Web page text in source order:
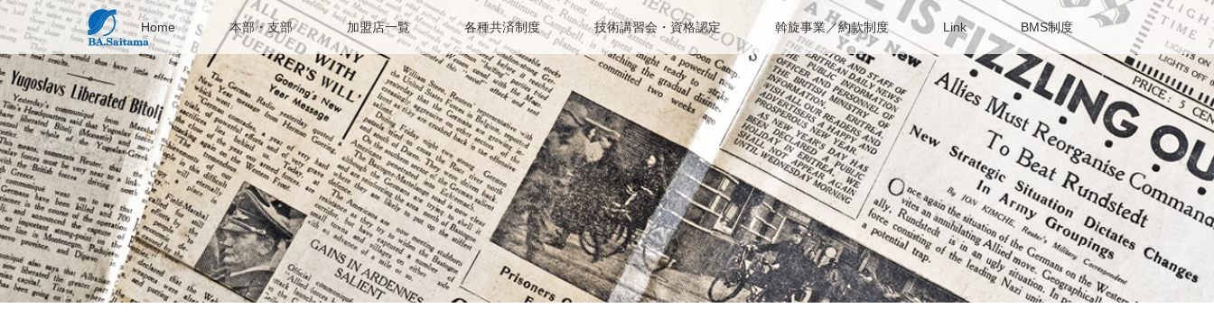
Home 本部・支部 加盟店一覧 各種共済制度 技術講習会・資格認定 斡旋事業／約款制度 Link BMS制度